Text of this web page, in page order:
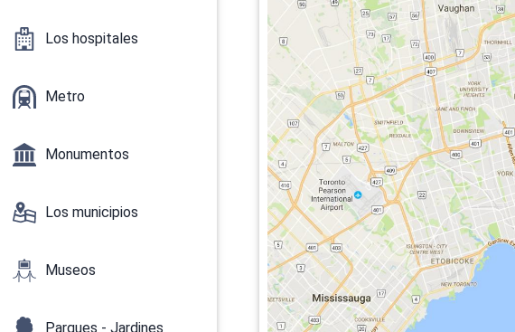
Los hospitales
Metro
Monumentos
Los municipios
Museos
Parques - Jardines